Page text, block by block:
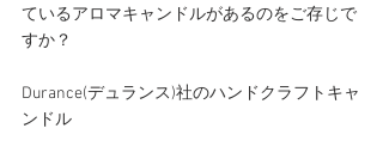
ているアロマキャンドルがあるのをご存じで
すか？
Durance(デュランス)社のハンドクラフトキャ
ンドル